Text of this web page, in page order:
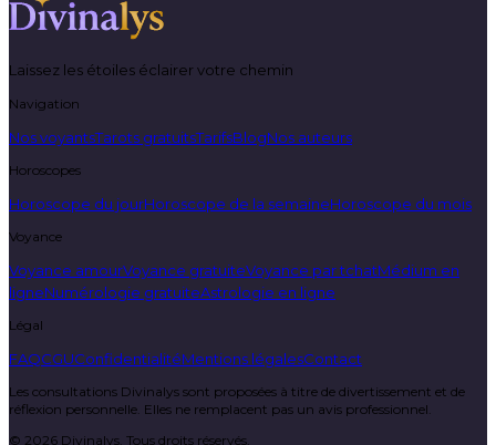
Laissez les étoiles éclairer votre chemin
Navigation
Nos voyantsTarots gratuitsTarifsBlogNos auteurs
Horoscopes
Horoscope du jourHoroscope de la semaineHoroscope du mois
Voyance
Voyance amourVoyance gratuiteVoyance par tchatMédium en
ligneNumérologie gratuiteAstrologie en ligne
Légal
FAQCGUConfidentialitéMentions légalesContact
Les consultations Divinalys sont proposées à titre de divertissement et de
réflexion personnelle. Elles ne remplacent pas un avis professionnel.
© 2026 Divinalys. Tous droits réservés.